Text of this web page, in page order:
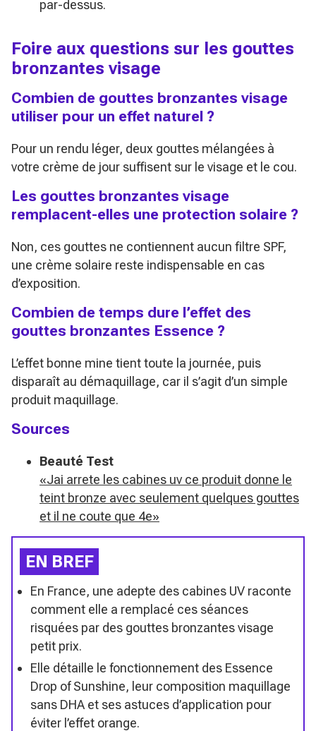
par-dessus.
Foire aux questions sur les gouttes
bronzantes visage
Combien de gouttes bronzantes visage
utiliser pour un effet naturel ?
Pour un rendu léger, deux gouttes mélangées à
votre crème de jour suffisent sur le visage et le cou.
Les gouttes bronzantes visage
remplacent-elles une protection solaire ?
Non, ces gouttes ne contiennent aucun filtre SPF,
une crème solaire reste indispensable en cas
d’exposition.
Combien de temps dure l’effet des
gouttes bronzantes Essence ?
L’effet bonne mine tient toute la journée, puis
disparaît au démaquillage, car il s’agit d’un simple
produit maquillage.
Sources
Beauté Test
«Jai arrete les cabines uv ce produit donne le
teint bronze avec seulement quelques gouttes
et il ne coute que 4e»
EN BREF
En France, une adepte des cabines UV raconte
comment elle a remplacé ces séances
risquées par des gouttes bronzantes visage
petit prix.
Elle détaille le fonctionnement des Essence
Drop of Sunshine, leur composition maquillage
sans DHA et ses astuces d’application pour
éviter l’effet orange.